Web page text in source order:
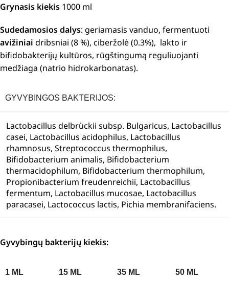
Grynasis kiekis 1000 ml
Sudedamosios dalys: geriamasis vanduo, fermentuoti
avižiniai dribsniai (8 %), ciberžolė (0.3%), lakto ir
bifidobakterijų kultūros, rūgštingumą reguliuojanti
medžiaga (natrio hidrokarbonatas).
GYVYBINGOS BAKTERIJOS:
Lactobacillus delbrückii subsp. Bulgaricus, Lactobacillus
casei, Lactobacillus acidophilus, Lactobacillus
rhamnosus, Streptococcus thermophilus,
Bifidobacterium animalis, Bifidobacterium
thermacidophilum, Bifidobacterium thermophilum,
Propionibacterium freudenreichii, Lactobacillus
fermentum, Lactobacillus mucosae, Lactobacillus
paracasei, Lactococcus lactis, Pichia membranifaciens.
Gyvybingų bakterijų kiekis:
1 ML 15 ML 35 ML 50 ML